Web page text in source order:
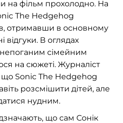
на фільм прохолодно. На
The Hedgehog
отримавши в основному
відгуки. В оглядах
сімейним
на сюжеті. Журналіст
що Sonic The Hedgehog
розсмішити дітей, але
нудним.
що сам Сонік